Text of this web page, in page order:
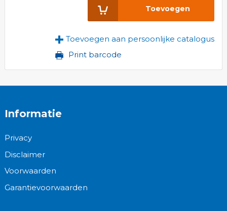
Toevoegen
Toevoegen aan persoonlijke catalogus
Print barcode
Informatie
Privacy
Disclaimer
Voorwaarden
Garantievoorwaarden